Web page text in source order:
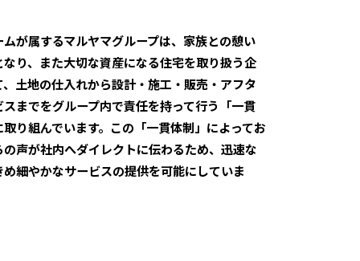
ムが属するマルヤマグループは、家族との憩い
なり、また大切な資産になる住宅を取り扱う企
、土地の仕入れから設計・施工・販売・アフタ
スまでをグループ内で責任を持って行う「一貫
り組んでいます。この「一貫体制」によってお
の声が社内へダイレクトに伝わるため、迅速な
め細やかなサービスの提供を可能にしていま